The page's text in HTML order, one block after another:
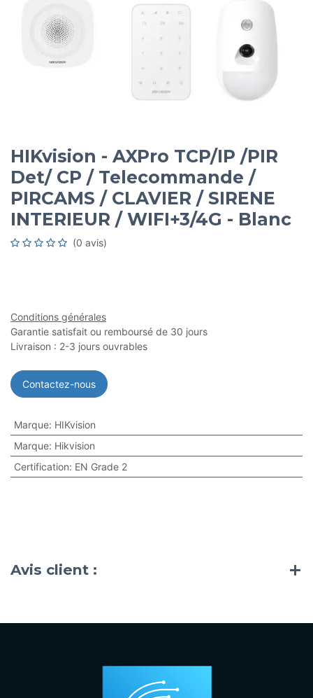
HIKvision - AXPro TCP/IP /PIR
Det/ CP / Telecommande /
PIRCAMS / CLAVIER / SIRENE
INTERIEUR / WIFI+3/4G - Blanc
(0 avis)
Conditions générales
Garantie satisfait ou remboursé de 30 jours
Livraison : 2-3 jours ouvrables
Contactez-nous
Marque: HIKvision
Marque: Hikvision
Certification: EN Grade 2
Avis client :